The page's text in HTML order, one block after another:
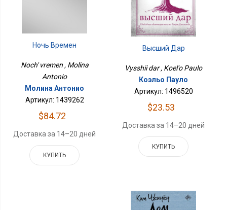
Ночь Времен
Noch' vremen , Molina
Antonio
Молина Антонио
Артикул: 1439262
$84.72
Доставка за 14–20 дней
КУПИТЬ
Высший Дар
Vysshii dar , Koel'o Paulo
Коэльо Пауло
Артикул: 1496520
$23.53
Доставка за 14–20 дней
КУПИТЬ